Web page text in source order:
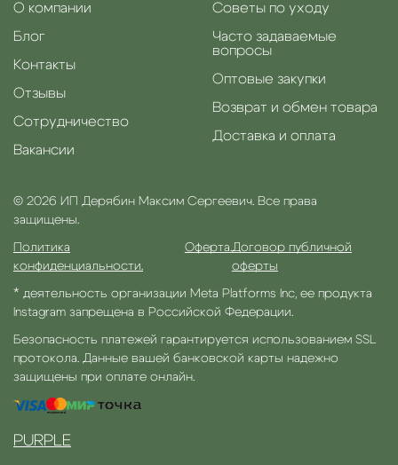
О компании
Блог
Контакты
Отзывы
Сотрудничество
Вакансии
Советы по уходу
Часто задаваемые
вопросы
Оптовые закупки
Возврат и обмен товара
Доставка и оплата
© 2026 ИП Дерябин Максим Сергеевич. Все права
защищены.
Политика
конфиденциальности.
Оферта.Договор публичной
оферты
* деятельность организации Meta Platforms Inc, ее продукта
Instagram запрещена в Российской Федерации.
Безопасность платежей гарантируется использованием SSL
протокола. Данные вашей банковской карты надежно
защищены при оплате онлайн.
PURPLE